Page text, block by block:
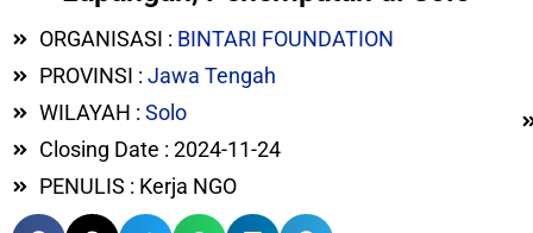
ORGANISASI : BINTARI FOUNDATION
PROVINSI : Jawa Tengah
WILAYAH : Solo
Closing Date : 2024-11-24
PENULIS : Kerja NGO